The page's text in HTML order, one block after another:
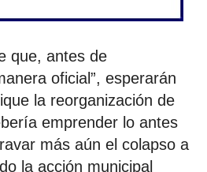
que, antes de
oficial”, esperarán
la reorganización de
emprender lo antes
más aún el colapso a
la acción municipal